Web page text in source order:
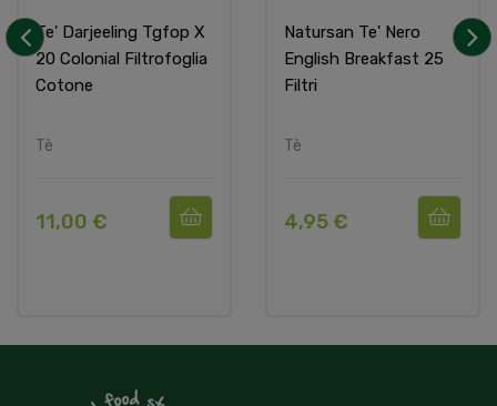
Te' Darjeeling Tgfop X
20 Colonial Filtrofoglia
Cotone
Tè
11,00 €
Natursan Te' Nero
English Breakfast 25
Filtri
Tè
4,95 €